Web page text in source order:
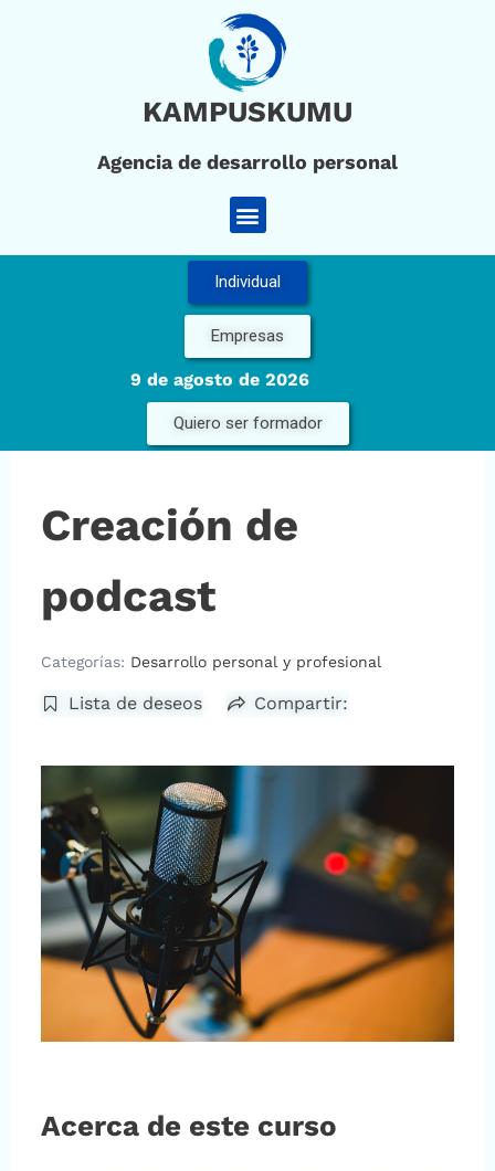
KAMPUSKUMU
Agencia de desarrollo personal
Menú
Individual
Empresas
9 de agosto de 2026
Quiero ser formador
Creación de
podcast
Categorías: Desarrollo personal y profesional
Lista de deseos Compartir:
Acerca de este curso